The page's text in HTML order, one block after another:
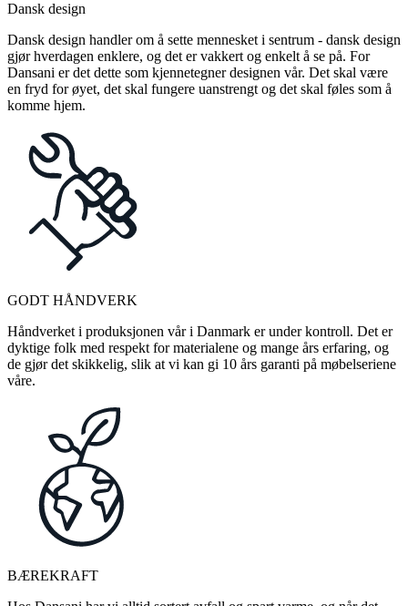
Dansk design
Dansk design handler om å sette mennesket i sentrum - dansk design
gjør hverdagen enklere, og det er vakkert og enkelt å se på. For
Dansani er det dette som kjennetegner designen vår. Det skal være
en fryd for øyet, det skal fungere uanstrengt og det skal føles som å
komme hjem.
GODT HÅNDVERK
Håndverket i produksjonen vår i Danmark er under kontroll. Det er
dyktige folk med respekt for materialene og mange års erfaring, og
de gjør det skikkelig, slik at vi kan gi 10 års garanti på møbelseriene
våre.
BÆREKRAFT